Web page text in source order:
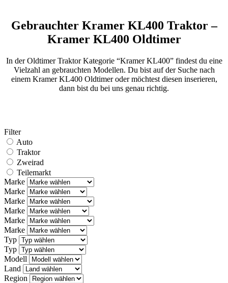
Gebrauchter Kramer KL400 Traktor –
Kramer KL400 Oldtimer
In der Oldtimer Traktor Kategorie “Kramer KL400” findest du eine
Vielzahl an gebrauchten Modellen. Du bist auf der Suche nach
einem Kramer KL400 Oldtimer oder möchtest diesen inserieren,
dann bist du bei uns genau richtig.
Filter
Auto
Traktor
Zweirad
Teilemarkt
Marke
Marke
Marke
Marke
Marke
Marke
Typ
Typ
Modell
Land
Region